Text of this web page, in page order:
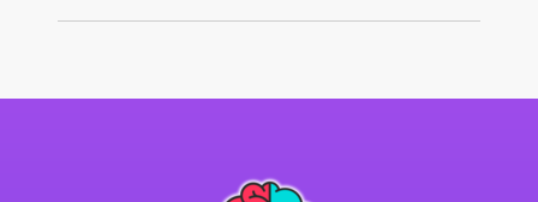
Ensuite, il est temps de voir ce qu'on peut faire
comme protocole de communication pour vos